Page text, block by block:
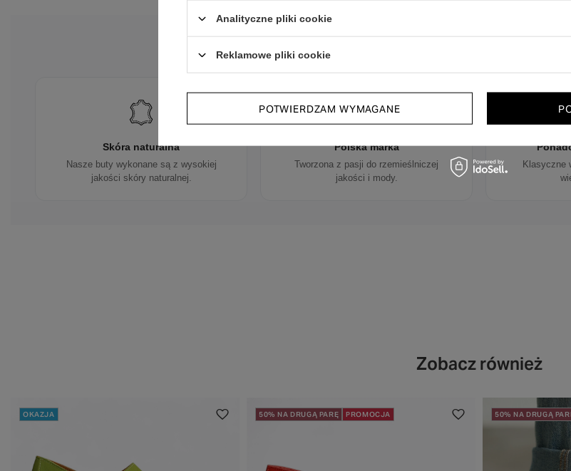
Dlaczego warto wybrać
Skóra naturalna
Nasze buty wykonane są z wysokiej
jakości skóry naturalnej.
Polska marka
Tworzona z pasji do rzemieślniczej
jakości i mody.
Klasyczne
Zobacz również
OKAZJA 50% NA DRUGĄ PARĘ PROMOCJA 50% NA DRUGĄ
Analityczne pliki cookie
Reklamowe pliki cookie
POTWIERDZAM WYMAGANE